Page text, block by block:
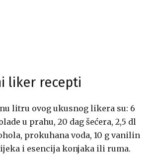
liker recepti
litru ovog ukusnog likera su: 6
u prahu, 20 dag šećera, 2,5 dl
prokuhana voda, 10 g vanilin
i esencija konjaka ili ruma.